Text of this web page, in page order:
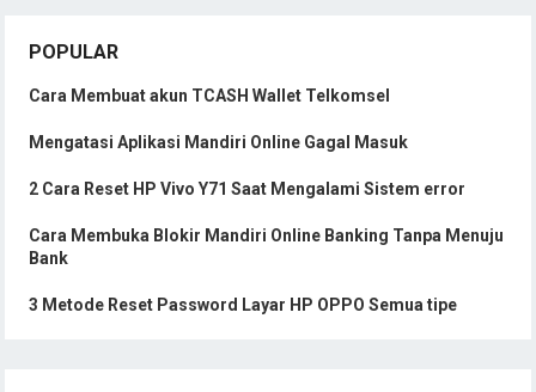
POPULAR
Cara Membuat akun TCASH Wallet Telkomsel
Mengatasi Aplikasi Mandiri Online Gagal Masuk
2 Cara Reset HP Vivo Y71 Saat Mengalami Sistem error
Cara Membuka Blokir Mandiri Online Banking Tanpa Menuju
Bank
3 Metode Reset Password Layar HP OPPO Semua tipe